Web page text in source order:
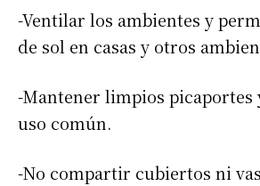
Suscribirme gratis
Nombre
-Ventilar los ambientes y
de sol en casas y otros
-Mantener limpios picaportes
uso común.
-No compartir cubiertos ni